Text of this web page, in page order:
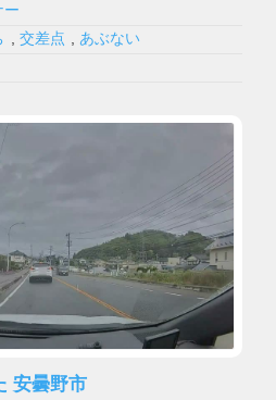
ー
, 交差点 ,あぶない
安曇野市